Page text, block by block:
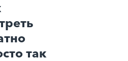
так